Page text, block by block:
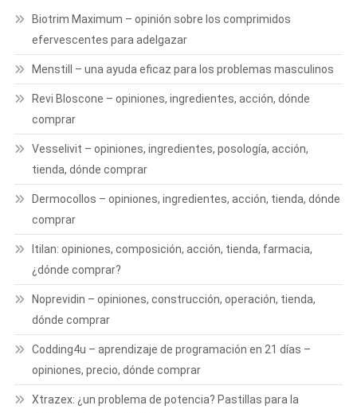
Biotrim Maximum – opinión sobre los comprimidos
efervescentes para adelgazar
Menstill – una ayuda eficaz para los problemas masculinos
Revi Bloscone – opiniones, ingredientes, acción, dónde
comprar
Vesselivit – opiniones, ingredientes, posología, acción,
tienda, dónde comprar
Dermocollos – opiniones, ingredientes, acción, tienda, dónde
comprar
ltilan: opiniones, composición, acción, tienda, farmacia,
¿dónde comprar?
Noprevidin – opiniones, construcción, operación, tienda,
dónde comprar
Codding4u – aprendizaje de programación en 21 días –
opiniones, precio, dónde comprar
Xtrazex: ¿un problema de potencia? Pastillas para la